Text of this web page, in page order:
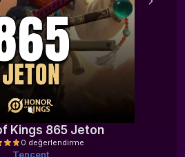
Kings 865 Jeton
Tencent